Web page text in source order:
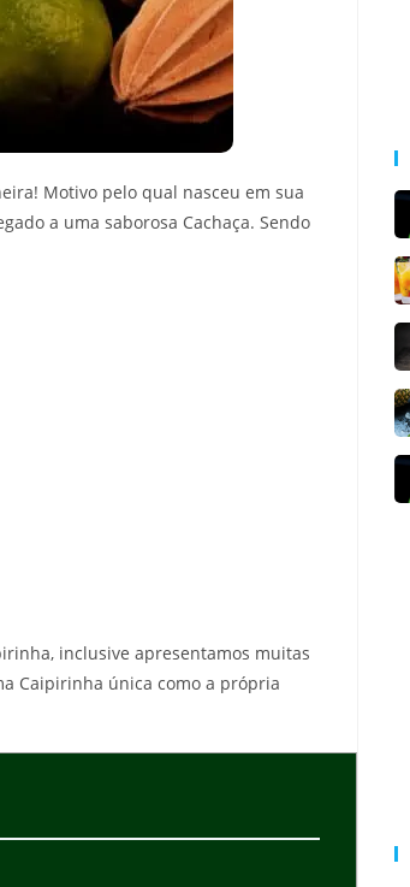
Motivo pelo qual nasceu em sua
a uma saborosa Cachaça. Sendo
inclusive apresentamos muitas
Caipirinha única como a própria